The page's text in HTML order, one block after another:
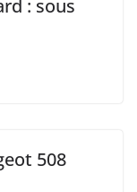
: sous
508